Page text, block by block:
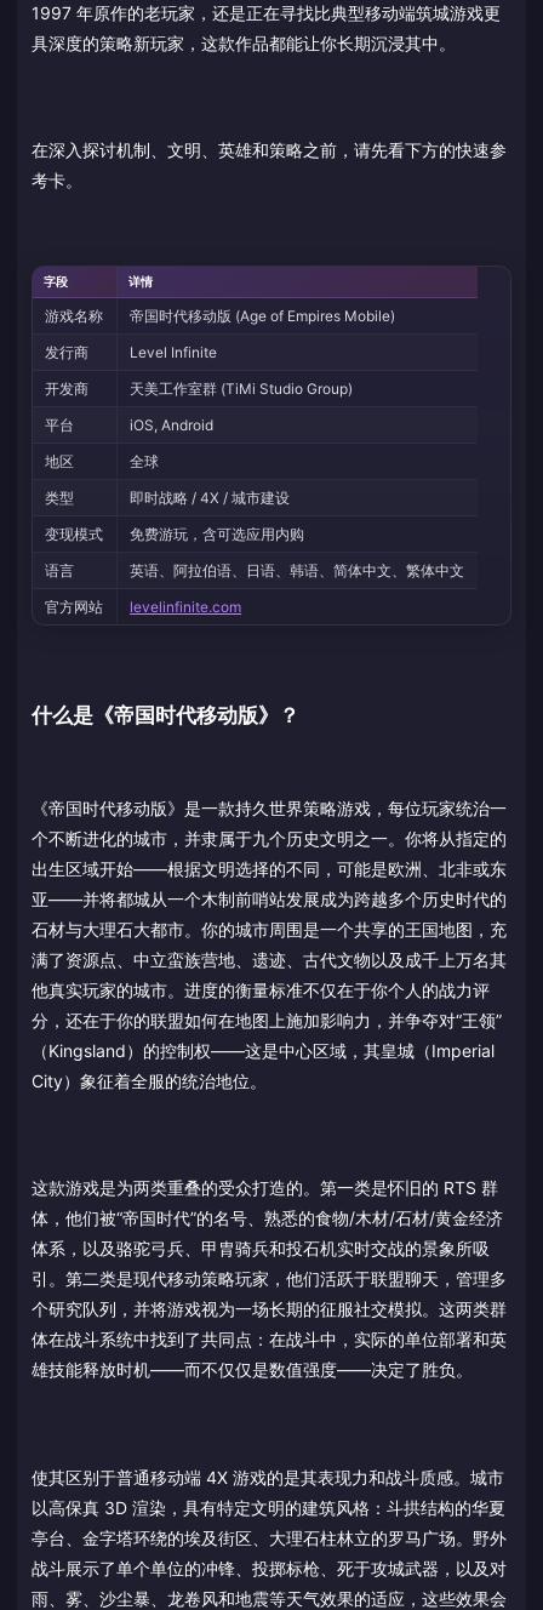
1997 年原作的老玩家，还是正在寻找比典型移动端筑城游戏更
具深度的策略新玩家，这款作品都能让你长期沉浸其中。
在深入探讨机制、文明、英雄和策略之前，请先看下方的快速参
考卡。
字段 详情
游戏名称
帝国时代移动版 (Age of Empires Mobile)
发行商
Level Infinite
开发商
天美工作室群 (TiMi Studio Group)
平台
iOS, Android
地区
全球
类型
即时战略 / 4X / 城市建设
变现模式
免费游玩，含可选应用内购
语言
英语、阿拉伯语、日语、韩语、简体中文、繁体中文
官方网站
levelinfinite.com
什么是《帝国时代移动版》？
《帝国时代移动版》是一款持久世界策略游戏，每位玩家统治一
个不断进化的城市，并隶属于九个历史文明之一。你将从指定的
出生区域开始——根据文明选择的不同，可能是欧洲、北非或东
亚——并将都城从一个木制前哨站发展成为跨越多个历史时代的
石材与大理石大都市。你的城市周围是一个共享的王国地图，充
满了资源点、中立蛮族营地、遗迹、古代文物以及成千上万名其
他真实玩家的城市。进度的衡量标准不仅在于你个人的战力评
分，还在于你的联盟如何在地图上施加影响力，并争夺对“王领”
（Kingsland）的控制权——这是中心区域，其皇城（Imperial
City）象征着全服的统治地位。
这款游戏是为两类重叠的受众打造的。第一类是怀旧的 RTS 群
体，他们被“帝国时代”的名号、熟悉的食物/木材/石材/黄金经济
体系，以及骆驼弓兵、甲胄骑兵和投石机实时交战的景象所吸
引。第二类是现代移动策略玩家，他们活跃于联盟聊天，管理多
个研究队列，并将游戏视为一场长期的征服社交模拟。这两类群
体在战斗系统中找到了共同点：在战斗中，实际的单位部署和英
雄技能释放时机——而不仅仅是数值强度——决定了胜负。
使其区别于普通移动端 4X 游戏的是其表现力和战斗质感。城市
以高保真 3D 渲染，具有特定文明的建筑风格：斗拱结构的华夏
亭台、金字塔环绕的埃及街区、大理石柱林立的罗马广场。野外
战斗展示了单个单位的冲锋、投掷标枪、死于攻城武器，以及对
雨、雾、沙尘暴、龙卷风和地震等天气效果的适应，这些效果会